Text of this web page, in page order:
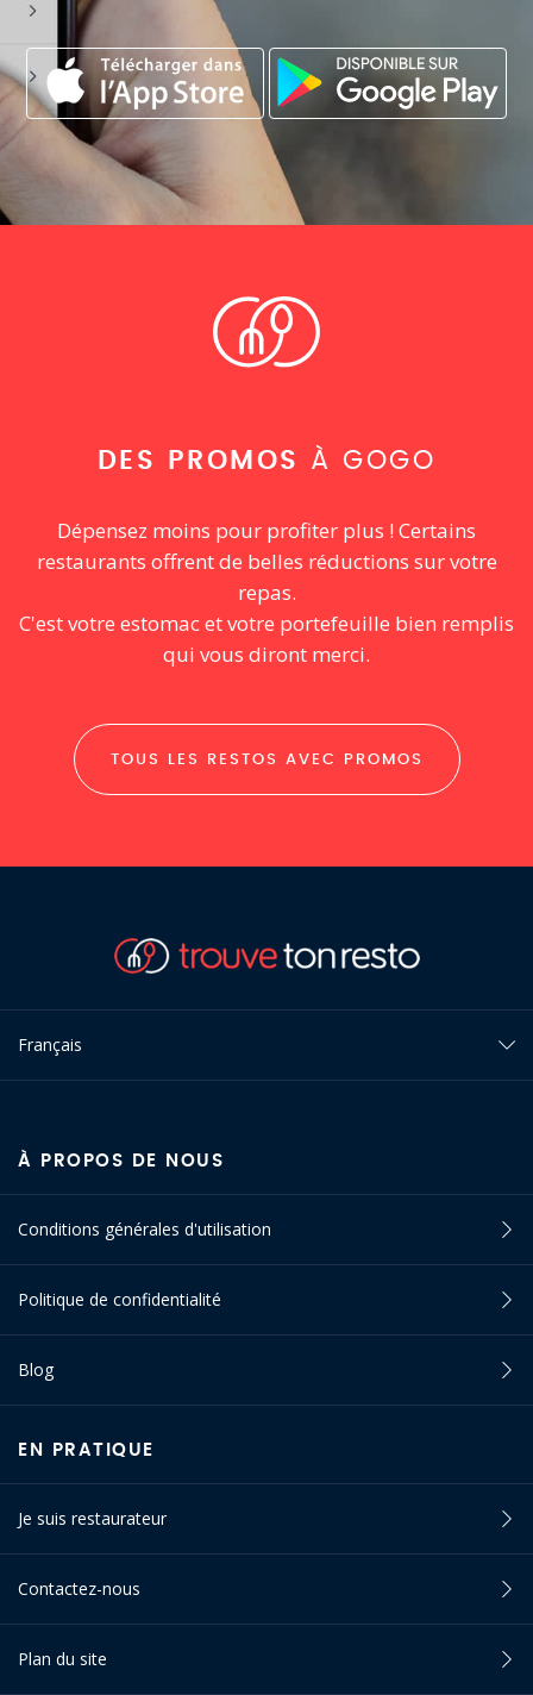
DES PROMOS À GOGO
Dépensez moins pour profiter plus ! Certains
restaurants offrent de belles réductions sur votre
repas.
C'est votre estomac et votre portefeuille bien remplis
qui vous diront merci.
TOUS LES RESTOS AVEC PROMOS
Français
À PROPOS DE NOUS
Conditions générales d'utilisation
Politique de confidentialité
Blog
EN PRATIQUE
Je suis restaurateur
Contactez-nous
Plan du site